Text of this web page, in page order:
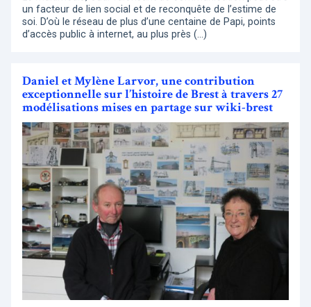
un facteur de lien social et de reconquête de l’estime de
soi. D’où le réseau de plus d’une centaine de Papi, points
d’accès public à internet, au plus près (…)
Daniel et Mylène Larvor, une contribution
exceptionnelle sur l’histoire de Brest à travers 27
modélisations mises en partage sur wiki-brest